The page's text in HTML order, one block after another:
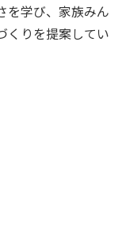
を学び、家族みん
くりを提案してい